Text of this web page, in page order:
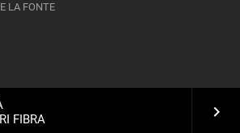
FIBRA
keyboard_arrow_right
LA FONTE